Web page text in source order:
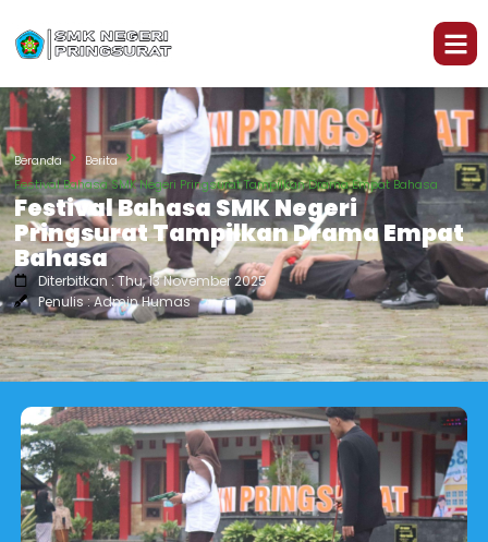
Beranda
Berita
Festival Bahasa SMK Negeri Pringsurat Tampilkan Drama Empat Bahasa
Festival Bahasa SMK Negeri
Pringsurat Tampilkan Drama Empat
Bahasa
Diterbitkan : Thu, 13 November 2025
Penulis : Admin Humas